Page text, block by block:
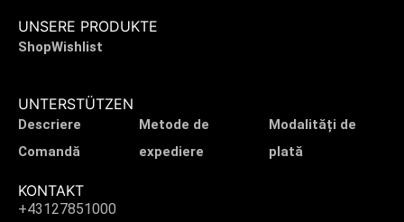
UNSERE PRODUKTE
ShopWishlist
UNTERSTÜTZEN
Descriere
Comandă
Metode de
expediere
Modalități de
plată
KONTAKT
+43127851000